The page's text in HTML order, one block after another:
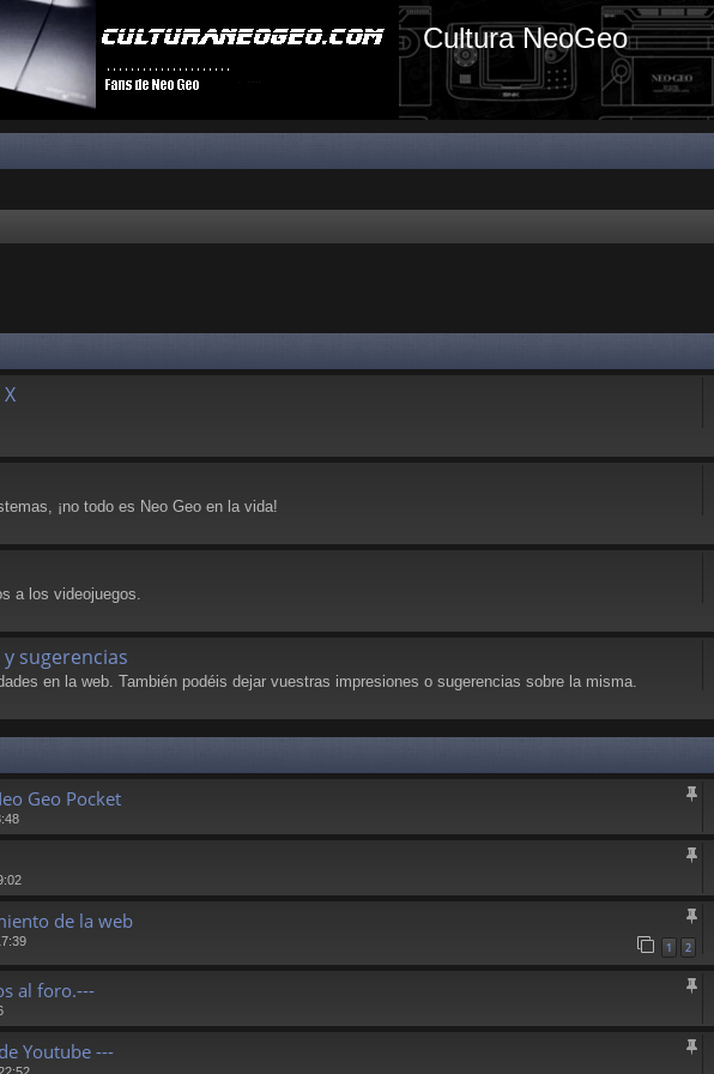
Cultura NeoGeo
¡no todo es Neo Geo en la vida!
a los videojuegos.
sugerencias
en la web. También podéis dejar vuestras impresiones o sugerencias sobre la misma.
Geo Pocket
de la web
1 2
al foro.---
Youtube ---